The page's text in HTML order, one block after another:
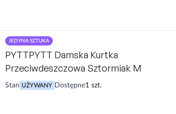
JEDYNA SZTUKA
PYTTPYTT Damska Kurtka
Przeciwdeszczowa Sztormiak M
Stan UŻYWANY Dostępne1 szt.